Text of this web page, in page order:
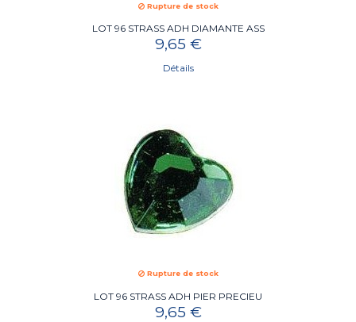
Rupture de stock
LOT 96 STRASS ADH DIAMANTE ASS
9,65 €
Détails
Rupture de stock
LOT 96 STRASS ADH PIER PRECIEU
9,65 €